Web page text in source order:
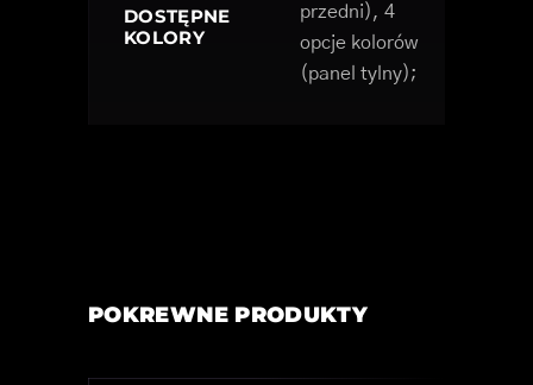
DOSTĘPNE
KOLORY
przedni), 4
opcje kolorów
(panel tylny);
POKREWNE PRODUKTY